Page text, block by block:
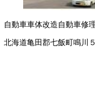
自動車車体改造自動車修
北海道亀田郡七飯町鳴川